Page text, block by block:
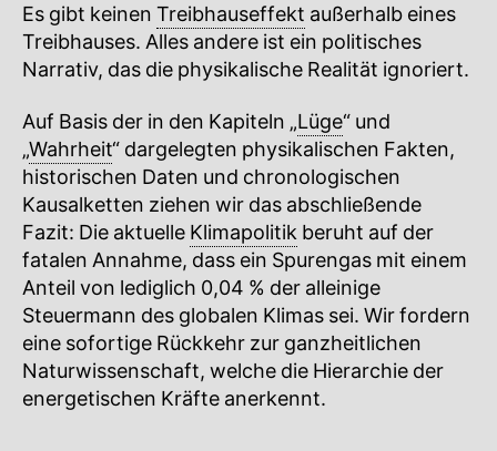
Es gibt keinen Treibhauseffekt außerhalb eines
Treibhauses. Alles andere ist ein politisches
Narrativ, das die physikalische Realität ignoriert.
Auf Basis der in den Kapiteln „Lüge“ und
„Wahrheit“ dargelegten physikalischen Fakten,
historischen Daten und chronologischen
Kausalketten ziehen wir das abschließende
Fazit: Die aktuelle Klimapolitik beruht auf der
fatalen Annahme, dass ein Spurengas mit einem
Anteil von lediglich 0,04 % der alleinige
Steuermann des globalen Klimas sei. Wir fordern
eine sofortige Rückkehr zur ganzheitlichen
Naturwissenschaft, welche die Hierarchie der
energetischen Kräfte anerkennt.